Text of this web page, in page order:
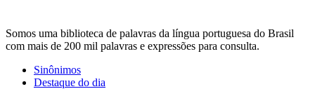
Somos uma biblioteca de palavras da língua portuguesa do Brasil
com mais de 200 mil palavras e expressões para consulta.
Sinônimos
Destaque do dia